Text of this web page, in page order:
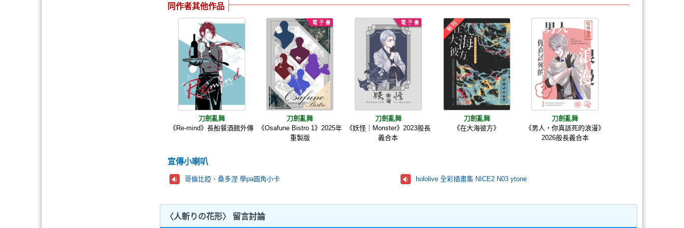
同作者其他作品
刀劍亂舞
《Re-mind》長船餐酒館外傳
刀劍亂舞
《Osafune Bistro 1》2025年
重製版
刀劍亂舞
《妖怪｜Monster》2023般長
義合本
刀劍亂舞
《在大海彼方》
刀劍亂舞
《男人，你真該死的浪漫》
2026般長義合本
宣傳小喇叭
哥倫比婭、桑多涅 學pa圓角小卡 hololive 全彩插畫集 NICE2 N03 ytone
〈人斬りの花形〉 留言討論